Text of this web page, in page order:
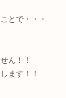
とで・・・
ん！！
ます！！